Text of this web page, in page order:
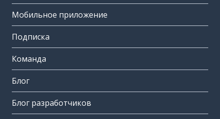
Мобильное приложение
Подписка
Команда
Блог
Блог разработчиков